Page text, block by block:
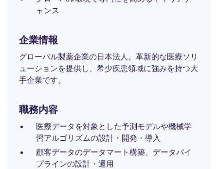
ャンス
企業情報
グローバル製薬企業の日本法人。革新的な医療ソリ
ューションを提供し、希少疾患領域に強みを持つ大
手企業です。
職務内容
医療データを対象とした予測モデルや機械学
習アルゴリズムの設計・開発・導入
顧客データのデータマート構築、データパイ
プラインの設計・運用